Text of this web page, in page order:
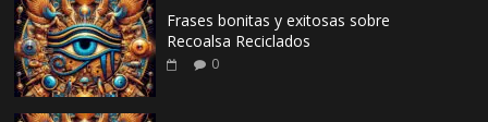
Frases bonitas y exitosas sobre
Recoalsa Reciclados
0